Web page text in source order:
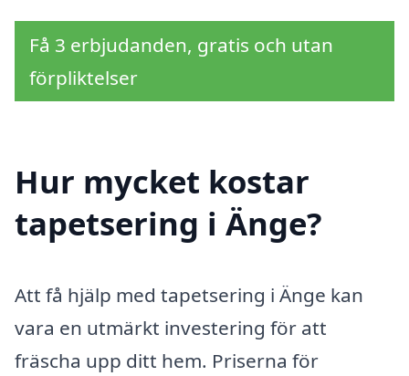
Få 3 erbjudanden, gratis och utan
förpliktelser
Hur mycket kostar
tapetsering i Änge?
Att få hjälp med tapetsering i Änge kan
vara en utmärkt investering för att
fräscha upp ditt hem. Priserna för